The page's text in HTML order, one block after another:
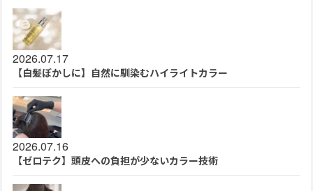
2026.07.17
【白髪ぼかしに】自然に馴染むハイライトカラー
2026.07.16
【ゼロテク】頭皮への負担が少ないカラー技術